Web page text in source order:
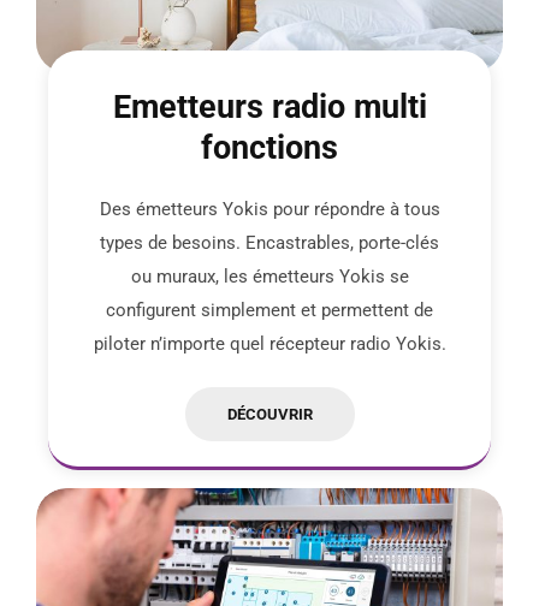
Emetteurs radio multi
fonctions
Des émetteurs Yokis pour répondre à tous
types de besoins. Encastrables, porte-clés
ou muraux, les émetteurs Yokis se
configurent simplement et permettent de
piloter n’importe quel récepteur radio Yokis.
DÉCOUVRIR